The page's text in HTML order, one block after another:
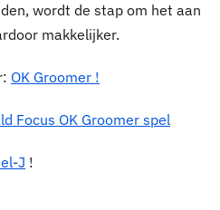
wordt de stap om het aan
makkelijker.
OK Groomer !
Focus OK Groomer spel
J !